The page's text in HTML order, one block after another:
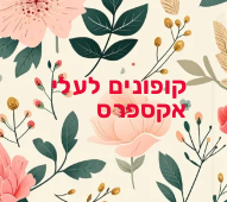
קופונים לעלי
אקספרס